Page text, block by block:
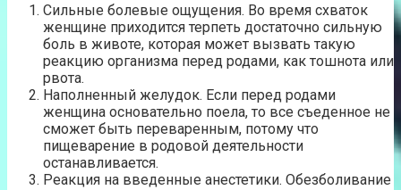
Сильные болевые ощущения. Во время схваток
женщине приходится терпеть достаточно сильную
боль в животе, которая может вызвать такую
реакцию организма перед родами, как тошнота или
рвота.
Наполненный желудок. Если перед родами
женщина основательно поела, то все съеденное не
сможет быть переваренным, потому что
пищеварение в родовой деятельности
останавливается.
Реакция на введенные анестетики. Обезболивание